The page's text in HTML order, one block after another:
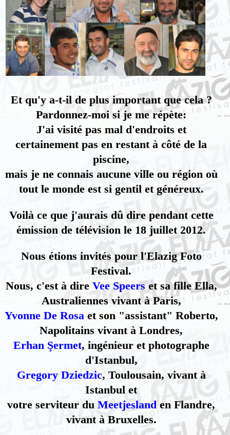
Et qu'y a-t-il de plus important que cela ?
Pardonnez-moi si je me répète:
J'ai visité pas mal d'endroits et
certainement pas en restant à côté de la
piscine,
mais je ne connais aucune ville ou région où
tout le monde est si gentil et généreux.
Voilà ce que j'aurais dû dire pendant cette
émission de télévision le 18 juillet 2012.
Nous étions invités pour l'Elazig Foto
Festival.
Nous, c'est à dire Vee Speerset sa fille Ella,
Australiennes vivant à Paris,
Yvonne De Rosa et son "assistant" Roberto,
Napolitains vivant à Londres,
Erhan Şermet, ingénieur et photographe
d'Istanbul,
Gregory Dziedzic, Toulousain, vivant à
Istanbul et
votre serviteur duMeetjeslanden Flandre,
vivant à Bruxelles.